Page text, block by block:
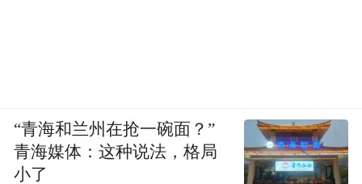
“青海和兰州在抢一碗面？”
青海媒体：这种说法，格局
小了